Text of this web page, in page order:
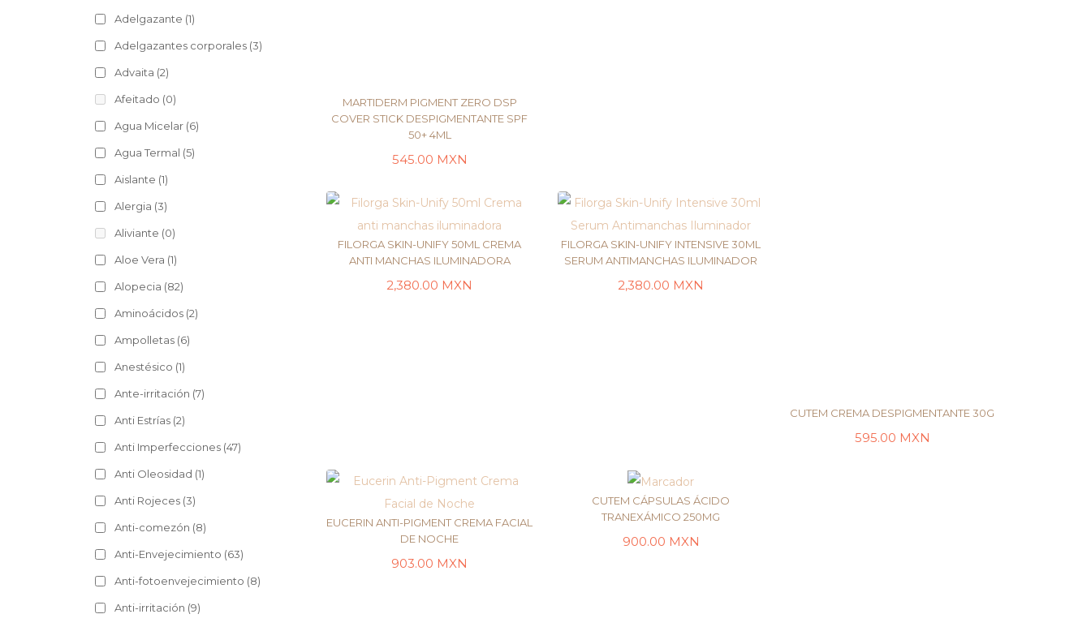
Adelgazante (1)
Adelgazantes corporales (3)
Advaita (2)
Afeitado (0)
Agua Micelar (6)
Agua Termal (5)
Aislante (1)
Alergia (3)
Aliviante (0)
Aloe Vera (1)
Alopecia (82)
Aminoácidos (2)
Ampolletas (6)
Anestésico (1)
Ante-irritación (7)
Anti Estrías (2)
Anti Imperfecciones (47)
Anti Oleosidad (1)
Anti Rojeces (3)
Anti-comezón (8)
Anti-Envejecimiento (63)
Anti-fotoenvejecimiento (8)
Anti-irritación (9)
LEER MÁS
MARTIDERM PIGMENT ZERO DSP
COVER STICK DESPIGMENTANTE SPF
50+ 4ML
545.00 MXN
FILORGA SKIN-UNIFY 50ML CREMA
ANTI MANCHAS ILUMINADORA
2,380.00 MXN
FILORGA SKIN-UNIFY INTENSIVE 30ML
SERUM ANTIMANCHAS ILUMINADOR
2,380.00 MXN
CUTEM CREMA DESPIGMENTANTE 30G
595.00 MXN
EUCERIN ANTI-PIGMENT CREMA FACIAL
DE NOCHE
903.00 MXN
CUTEM CÁPSULAS ÁCIDO
TRANEXÁMICO 250MG
900.00 MXN